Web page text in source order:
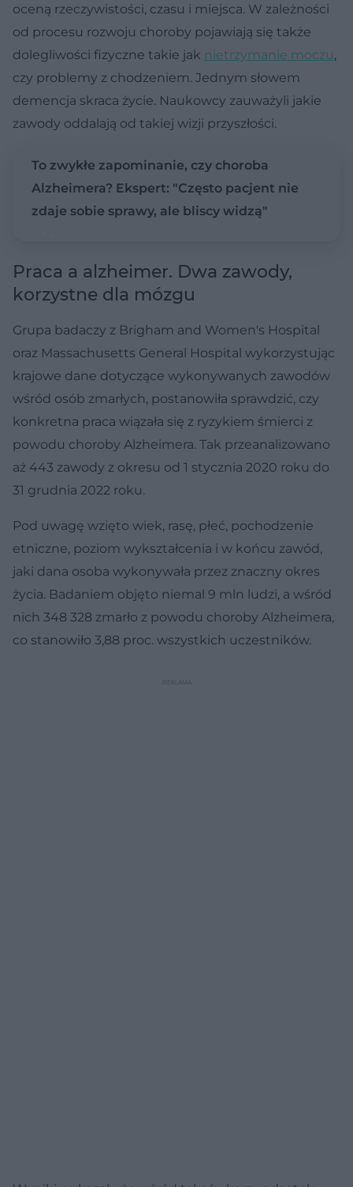
oceną rzeczywistości, czasu i miejsca. W zależności
od procesu rozwoju choroby pojawiają się także
dolegliwości fizyczne takie jak nietrzymanie moczu,
czy problemy z chodzeniem. Jednym słowem
demencja skraca życie. Naukowcy zauważyli jakie
zawody oddalają od takiej wizji przyszłości.
To zwykłe zapominanie, czy choroba
Alzheimera? Ekspert: "Często pacjent nie
zdaje sobie sprawy, ale bliscy widzą"
Praca a alzheimer. Dwa zawody,
korzystne dla mózgu
Grupa badaczy z Brigham and Women's Hospital
oraz Massachusetts General Hospital wykorzystując
krajowe dane dotyczące wykonywanych zawodów
wśród osób zmarłych, postanowiła sprawdzić, czy
konkretna praca wiązała się z ryzykiem śmierci z
powodu choroby Alzheimera. Tak przeanalizowano
aż 443 zawody z okresu od 1 stycznia 2020 roku do
31 grudnia 2022 roku.
Pod uwagę wzięto wiek, rasę, płeć, pochodzenie
etniczne, poziom wykształcenia i w końcu zawód,
jaki dana osoba wykonywała przez znaczny okres
życia. Badaniem objęto niemal 9 mln ludzi, a wśród
nich 348 328 zmarło z powodu choroby Alzheimera,
co stanowiło 3,88 proc. wszystkich uczestników.